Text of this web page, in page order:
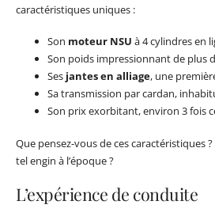
caractéristiques uniques :
Son moteur NSU à 4 cylindres en
Son poids impressionnant de plus
Ses jantes en alliage, une
Sa transmission par cardan,
Son prix exorbitant, environ 3 fois
Que pensez-vous de ces caractéristiques
tel engin à l’époque ?
L’expérience de conduite